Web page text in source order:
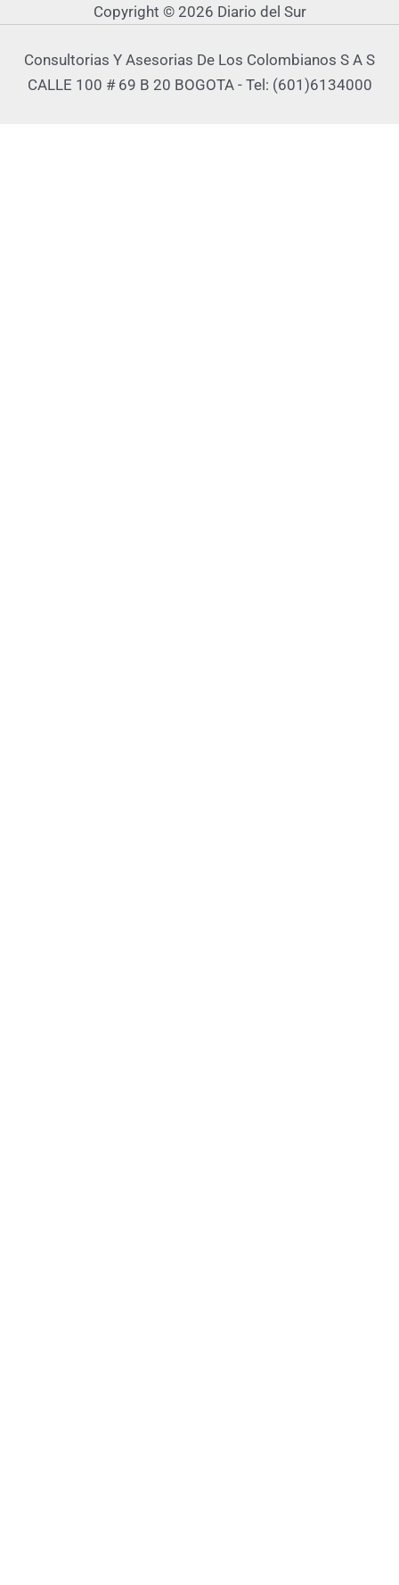
Copyright © 2026 Diario del Sur
Consultorias Y Asesorias De Los Colombianos S A S
CALLE 100 # 69 B 20 BOGOTA - Tel: (601)6134000